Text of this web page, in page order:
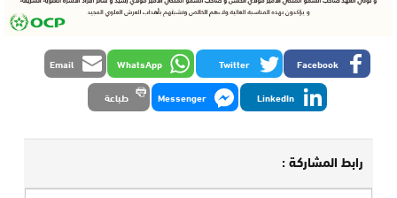
Facebook
Twitter
WhatsApp
Email
LinkedIn
Messenger طباعة
رابط المشاركة :